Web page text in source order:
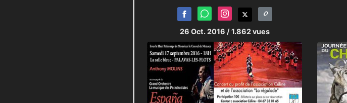
26 Oct. 2016 / 1.862 vues